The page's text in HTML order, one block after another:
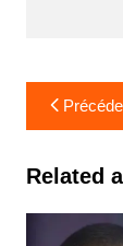
de
l’article
Related